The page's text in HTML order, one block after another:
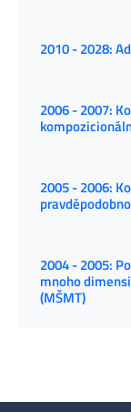
2010 - 2028:
2006 - 2007:
2005 - 2006:
2004 - 2005:
mnoho
(MŠMT)